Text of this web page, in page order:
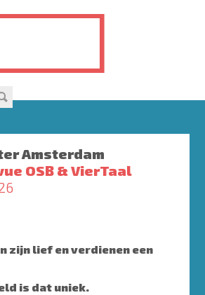
Amsterdam
OSB & VierTaal
zijn lief en verdienen een
is dat uniek.